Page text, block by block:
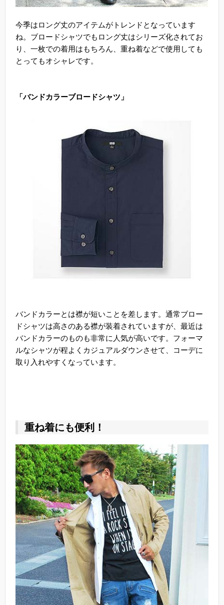
今季はロング丈のアイテムがトレンドとなっています
ね。ブロードシャツでもロング丈はシリーズ化されてお
り、一枚での着用はもちろん、重ね着などで使用しても
とってもオシャレです。
「バンドカラーブロードシャツ」
バンドカラーとは襟が短いことを差します。通常ブロー
ドシャツは高さのある襟が装着されていますが、最近は
バンドカラーのものも非常に人気が高いです。フォーマ
ルなシャツが程よくカジュアルダウンさせて、コーデに
取り入れやすくなっています。
重ね着にも便利！